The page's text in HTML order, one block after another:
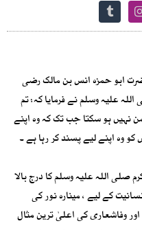
ابو حمزہ انس بن مالک رضی
علیہ وسلم نے فرمایا کہ: تم
ہو سکتا جب تک کہ وہ اپنے
وہ اپنے لیے پسند کر رہا ہے ۔
اللہ علیہ وسلم کا درج بالا
کے لیے ، مینارہ نور کی
وفاشعاری کی اعلیٰ ترین مثال